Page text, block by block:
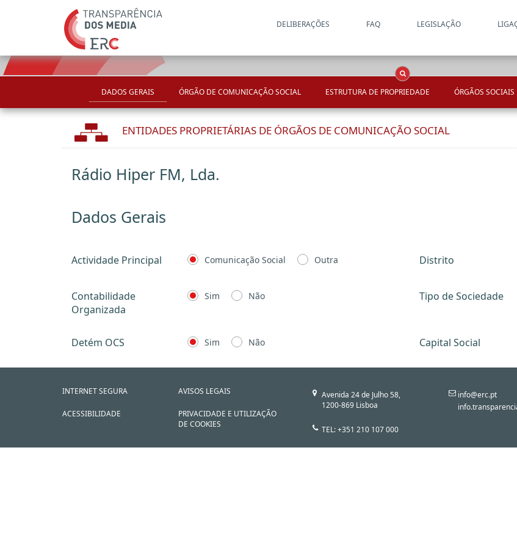
DELIBERAÇÕES FAQ LEGISLAÇÃO
DADOS GERAIS ÓRGÃO DE COMUNICAÇÃO SOCIAL ESTRUTURA DE PROPRIEDADE ÓRGÃOS SOCIAIS
ENTIDADES PROPRIETÁRIAS DE ÓRGÃOS DE COMUNICAÇÃO SOCIAL
Rádio Hiper FM, Lda.
Dados Gerais
Actividade Principal Comunicação Social Outra Distrito
Contabilidade
Organizada
Sim Não Tipo de Sociedade
Detém OCS Sim Não Capital Social
INTERNET SEGURA
ACESSIBILIDADE
AVISOS LEGAIS
PRIVACIDADE E UTILIZAÇÃO
DE COOKIES
Avenida 24 de Julho 58,
1200-869 Lisboa
TEL: +351 210 107 000
info@erc.pt